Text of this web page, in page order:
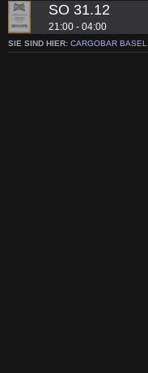
SO 31.12
21:00 - 04:00
SIE SIND HIER: CARGOBAR